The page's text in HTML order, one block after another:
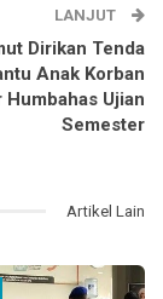
LANJUT
Dirikan Tenda
Anak Korban
Humbahas Ujian
Semester
Artikel Lain